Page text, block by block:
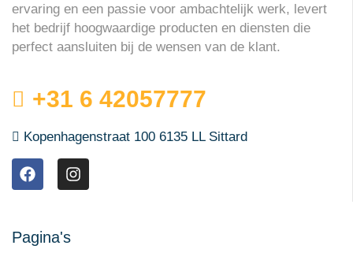
ervaring en een passie voor ambachtelijk werk, levert
het bedrijf hoogwaardige producten en diensten die
perfect aansluiten bij de wensen van de klant.
+31 6 42057777
Kopenhagenstraat 100 6135 LL Sittard
Pagina's